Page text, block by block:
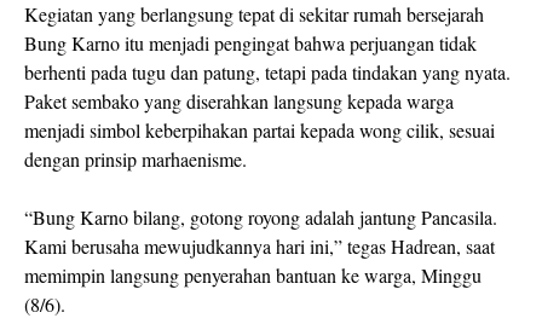
Kegiatan yang berlangsung tepat di sekitar rumah bersejarah
Bung Karno itu menjadi pengingat bahwa perjuangan tidak
berhenti pada tugu dan patung, tetapi pada tindakan yang nyata.
Paket sembako yang diserahkan langsung kepada warga
menjadi simbol keberpihakan partai kepada wong cilik, sesuai
dengan prinsip marhaenisme.
“Bung Karno bilang, gotong royong adalah jantung Pancasila.
Kami berusaha mewujudkannya hari ini,” tegas Hadrean, saat
memimpin langsung penyerahan bantuan ke warga, Minggu
(8/6).